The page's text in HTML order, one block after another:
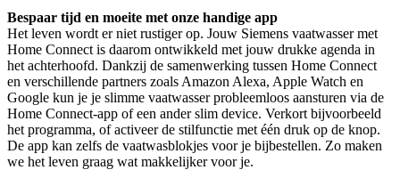
Bespaar tijd en moeite met onze handige app
Het leven wordt er niet rustiger op. Jouw Siemens vaatwasser met
Home Connect is daarom ontwikkeld met jouw drukke agenda in
het achterhoofd. Dankzij de samenwerking tussen Home Connect
en verschillende partners zoals Amazon Alexa, Apple Watch en
Google kun je je slimme vaatwasser probleemloos aansturen via de
Home Connect-app of een ander slim device. Verkort bijvoorbeeld
het programma, of activeer de stilfunctie met één druk op de knop.
De app kan zelfs de vaatwasblokjes voor je bijbestellen. Zo maken
we het leven graag wat makkelijker voor je.